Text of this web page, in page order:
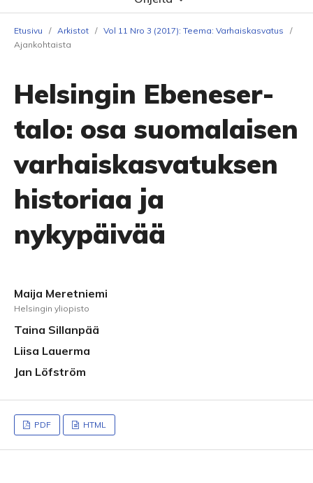
Etusivu / Arkistot / Vol 11 Nro 3 (2017): Teema: Varhaiskasvatus
/
Ajankohtaista
Helsingin Ebeneser-
talo: osa suomalaisen
varhaiskasvatuksen
historiaa ja
nykypäivää
Maija Meretniemi
Helsingin yliopisto
Taina Sillanpää
Liisa Lauerma
Jan Löfström
PDF HTML